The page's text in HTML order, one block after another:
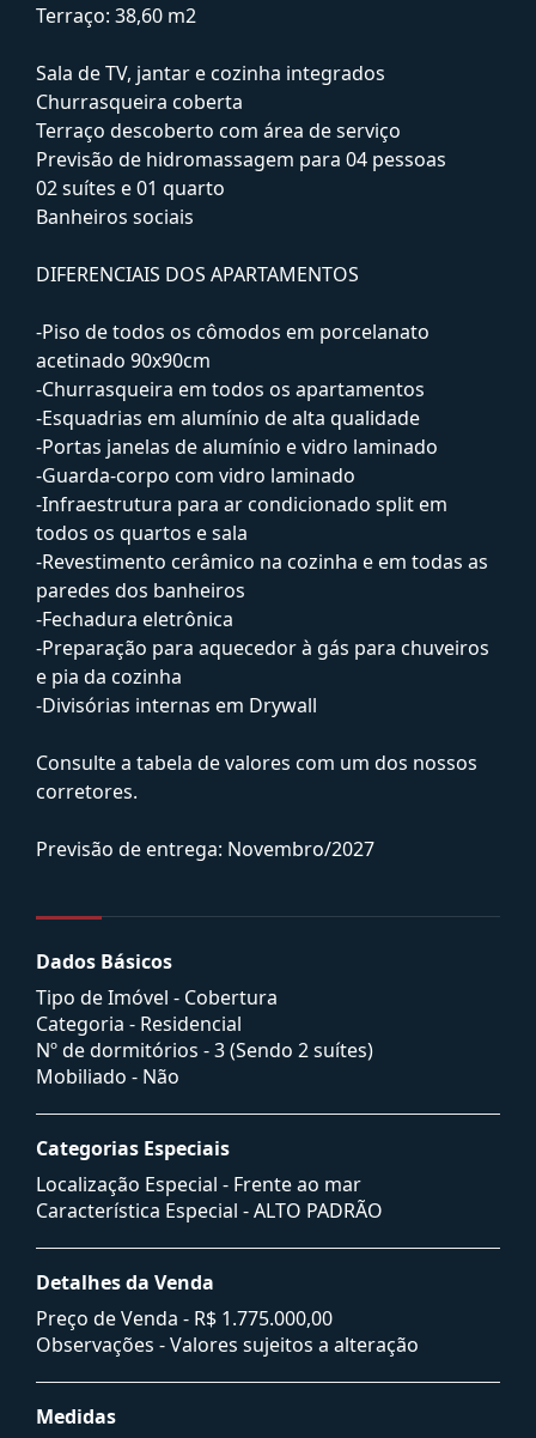
Terraço: 38,60 m2
Sala de TV, jantar e cozinha integrados
Churrasqueira coberta
Terraço descoberto com área de serviço
Previsão de hidromassagem para 04 pessoas
02 suítes e 01 quarto
Banheiros sociais
DIFERENCIAIS DOS APARTAMENTOS
-Piso de todos os cômodos em porcelanato
acetinado 90x90cm
-Churrasqueira em todos os apartamentos
-Esquadrias em alumínio de alta qualidade
-Portas janelas de alumínio e vidro laminado
-Guarda-corpo com vidro laminado
-Infraestrutura para ar condicionado split em
todos os quartos e sala
-Revestimento cerâmico na cozinha e em todas as
paredes dos banheiros
-Fechadura eletrônica
-Preparação para aquecedor à gás para chuveiros
e pia da cozinha
-Divisórias internas em Drywall
Consulte a tabela de valores com um dos nossos
corretores.
Previsão de entrega: Novembro/2027
Dados Básicos
Tipo de Imóvel - Cobertura
Categoria - Residencial
Nº de dormitórios - 3 (Sendo 2 suítes)
Mobiliado - Não
Categorias Especiais
Localização Especial - Frente ao mar
Característica Especial - ALTO PADRÃO
Detalhes da Venda
Preço de Venda - R$ 1.775.000,00
Observações - Valores sujeitos a alteração
Medidas